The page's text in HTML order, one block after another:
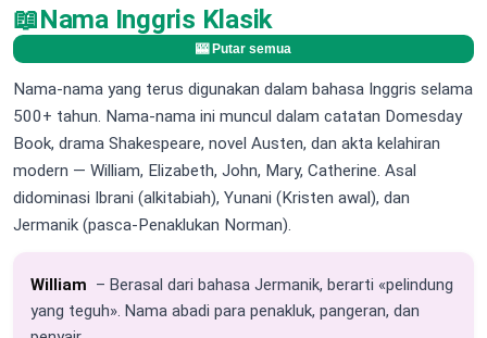
📖Nama Inggris Klasik
🎰 Putar semua
Nama-nama yang terus digunakan dalam bahasa Inggris selama
500+ tahun. Nama-nama ini muncul dalam catatan Domesday
Book, drama Shakespeare, novel Austen, dan akta kelahiran
modern — William, Elizabeth, John, Mary, Catherine. Asal
didominasi Ibrani (alkitabiah), Yunani (Kristen awal), dan
Jermanik (pasca-Penaklukan Norman).
William – Berasal dari bahasa Jermanik, berarti «pelindung
yang teguh». Nama abadi para penakluk, pangeran, dan